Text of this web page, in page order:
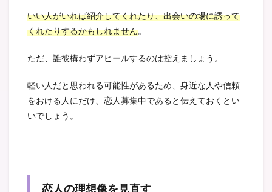
いい人がいれば紹介してくれたり、出会いの場に誘って
くれたりするかもしれません。
ただ、誰彼構わずアピールするのは控えましょう。
軽い人だと思われる可能性があるため、身近な人や信頼
をおける人にだけ、恋人募集中であると伝えておくとい
いでしょう。
恋人の理想像を見直す